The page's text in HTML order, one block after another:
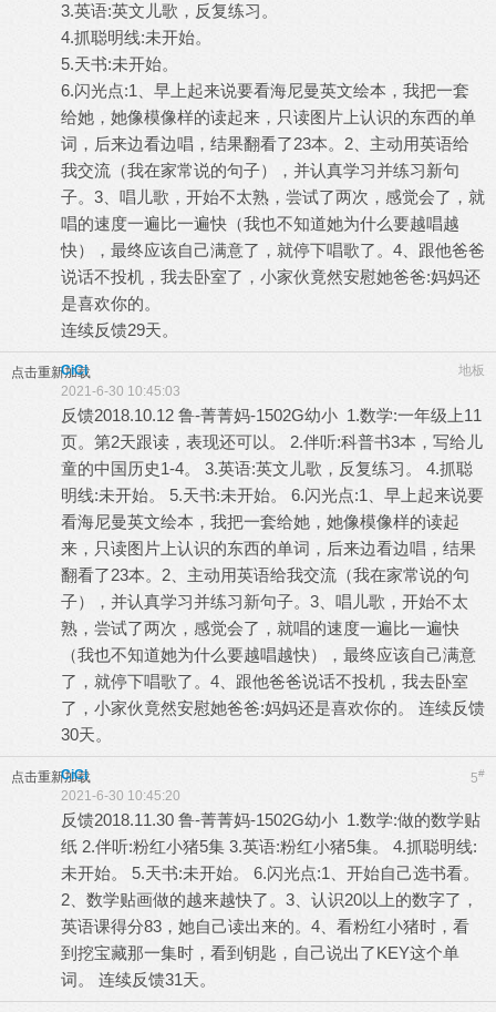
3.英语:英文儿歌，反复练习。
4.抓聪明线:未开始。
5.天书:未开始。
6.闪光点:1、早上起来说要看海尼曼英文绘本，我把一套
给她，她像模像样的读起来，只读图片上认识的东西的单
词，后来边看边唱，结果翻看了23本。2、主动用英语给
我交流（我在家常说的句子），并认真学习并练习新句
子。3、唱儿歌，开始不太熟，尝试了两次，感觉会了，就
唱的速度一遍比一遍快（我也不知道她为什么要越唱越
快），最终应该自己满意了，就停下唱歌了。4、跟他爸爸
说话不投机，我去卧室了，小家伙竟然安慰她爸爸:妈妈还
是喜欢你的。
连续反馈29天。
点击重新加载 地板
CiCi
2021-6-30 10:45:03
反馈2018.10.12 鲁-菁菁妈-1502G幼小 1.数学:一年级上11
页。第2天跟读，表现还可以。 2.伴听:科普书3本，写给儿
童的中国历史1-4。 3.英语:英文儿歌，反复练习。 4.抓聪
明线:未开始。 5.天书:未开始。 6.闪光点:1、早上起来说要
看海尼曼英文绘本，我把一套给她，她像模像样的读起
来，只读图片上认识的东西的单词，后来边看边唱，结果
翻看了23本。2、主动用英语给我交流（我在家常说的句
子），并认真学习并练习新句子。3、唱儿歌，开始不太
熟，尝试了两次，感觉会了，就唱的速度一遍比一遍快
（我也不知道她为什么要越唱越快），最终应该自己满意
了，就停下唱歌了。4、跟他爸爸说话不投机，我去卧室
了，小家伙竟然安慰她爸爸:妈妈还是喜欢你的。 连续反馈
30天。
点击重新加载 5#
CiCi
2021-6-30 10:45:20
反馈2018.11.30 鲁-菁菁妈-1502G幼小 1.数学:做的数学贴
纸 2.伴听:粉红小猪5集 3.英语:粉红小猪5集。 4.抓聪明线:
未开始。 5.天书:未开始。 6.闪光点:1、开始自己选书看。
2、数学贴画做的越来越快了。3、认识20以上的数字了，
英语课得分83，她自己读出来的。4、看粉红小猪时，看
到挖宝藏那一集时，看到钥匙，自己说出了KEY这个单
词。 连续反馈31天。